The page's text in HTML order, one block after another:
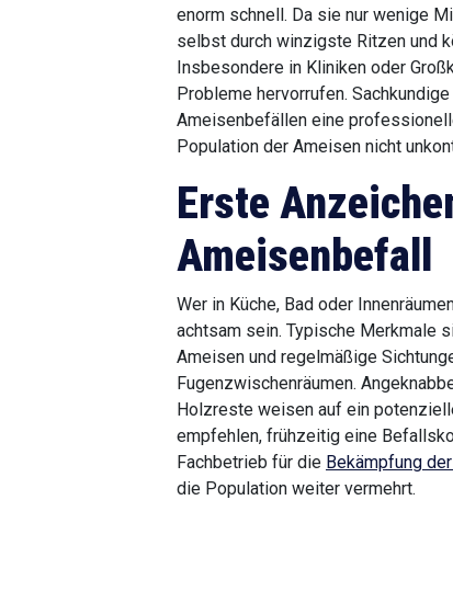
enorm schnell. Da sie nur wenige
selbst durch winzigste Ritzen und
Insbesondere in Kliniken oder
Probleme hervorrufen.
Ameisenbefällen eine
Population der Ameisen nicht
Erste
Ameisenbefall
Wer in Küche, Bad oder
achtsam sein. Typische Merkmale
Ameisen und regelmäßige
Fugenzwischenräumen.
Holzreste weisen auf ein
empfehlen, frühzeitig eine
Fachbetrieb für die Bekämpfung
die Population weiter vermehrt.